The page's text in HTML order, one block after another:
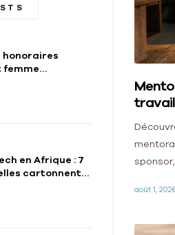
août 1,
honoraires
femme
en Afrique : 7
cartonnent